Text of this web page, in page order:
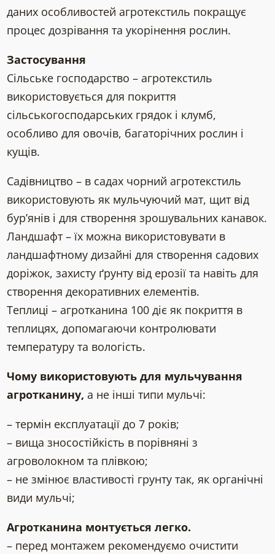
даних особливостей агротекстиль покращує
процес дозрівання та укорінення рослин.
Застосування
Сільське господарство – агротекстиль
використовується для покриття
сільськогосподарських грядок і клумб,
особливо для овочів, багаторічних рослин і
кущів.
Садівництво – в садах чорний агротекстиль
використовують як мульчуючий мат, щит від
бур’янів і для створення зрошувальних канавок.
Ландшафт – їх можна використовувати в
ландшафтному дизайні для створення садових
доріжок, захисту ґрунту від ерозії та навіть для
створення декоративних елементів.
Теплиці – агротканина 100 діє як покриття в
теплицях, допомагаючи контролювати
температуру та вологість.
Чому використовують для мульчування
агротканину,а не інші типи мульчі:
– термін експлуатації до 7 років;
– вища зносостійкість в порівняні з
агроволокном та плівкою;
– не змінює властивості грунту так, як органічні
види мульчі;
Агротканина монтується легко.
– перед монтажем рекомендуємо очистити